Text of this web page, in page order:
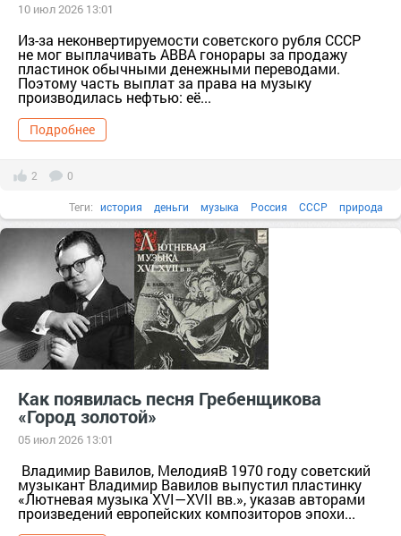
10 июл 2026 13:01
Из-за неконвертируемости советского рубля СССР
не мог выплачивать ABBA гонорары за продажу
пластинок обычными денежными переводами.
Поэтому часть выплат за права на музыку
производилась нефтью: её...
Подробнее
2 0
Теги: история деньги музыка Россия СССР природа
культура нефть общество 20 век известные люди
Факты в картинках Все факты
Как появилась песня Гребенщикова
«Город золотой»
05 июл 2026 13:01
Владимир Вавилов, МелодияВ 1970 году советский
музыкант Владимир Вавилов выпустил пластинку
«Лютневая музыка XVI—XVII вв.», указав авторами
произведений европейских композиторов эпохи...